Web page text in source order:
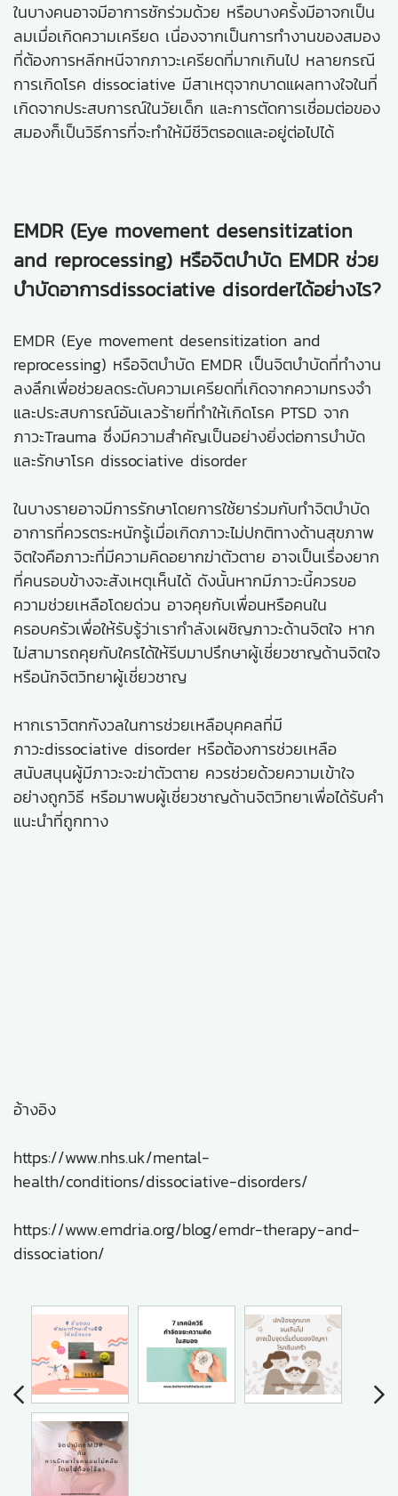
ในบางคนอาจมีอาการชักร่วมด้วย หรือบางครั้งมีอาจกเป็น
ลมเมื่อเกิดความเครียด เนื่องจากเป็นการทำงานของสมอง
ที่ต้องการหลีกหนีจากภาวะเครียดที่มากเกินไป หลายกรณี
การเกิดโรค dissociative มีสาเหตุจากบาดแผลทางใจในที่
เกิดจากประสบการณ์ในวัยเด็ก และการตัดการเชื่อมต่อของ
สมองก็เป็นวิธีการที่จะทำให้มีชีวิตรอดและอยู่ต่อไปได้
EMDR (Eye movement desensitization
and reprocessing) หรือจิตบำบัด EMDR ช่วย
บำบัดอาการdissociative disorderได้อย่างไร?
EMDR (Eye movement desensitization and
reprocessing) หรือจิตบำบัด EMDR เป็นจิตบำบัดที่ทำงาน
ลงลึกเพื่อช่วยลดระดับความเครียดที่เกิดจากความทรงจำ
และประสบการณ์อันเลวร้ายที่ทำให้เกิดโรค PTSD จาก
ภาวะTrauma ซึ่งมีความสำคัญเป็นอย่างยิ่งต่อการบำบัด
และรักษาโรค dissociative disorder
ในบางรายอาจมีการรักษาโดยการใช้ยาร่วมกับทำจิตบำบัด
อาการที่ควรตระหนักรู้เมื่อเกิดภาวะไม่ปกติทางด้านสุขภาพ
จิตใจคือภาวะที่มีความคิดอยากฆ่าตัวตาย อาจเป็นเรื่องยาก
ที่คนรอบข้างจะสังเหตุเห็นได้ ดังนั้นหากมีภาวะนี้ควรขอ
ความช่วยเหลือโดยด่วน อาจคุยกับเพื่อนหรือคนใน
ครอบครัวเพื่อให้รับรู้ว่าเรากำลังเผชิญภาวะด้านจิตใจ หาก
ไม่สามารถคุยกับใครได้ให้รีบมาปรึกษาผู้เชี่ยวชาญด้านจิตใจ
หรือนักจิตวิทยาผู้เชี่ยวชาญ
หากเราวิตกกังวลในการช่วยเหลือบุคคลที่มี
ภาวะdissociative disorder หรือต้องการช่วยเหลือ
สนับสนุนผู้มีภาวะจะฆ่าตัวตาย ควรช่วยด้วยความเข้าใจ
อย่างถูกวิธี หรือมาพบผู้เชี่ยวชาญด้านจิตวิทยาเพื่อได้รับคำ
แนะนำที่ถูกทาง
อ้างอิง
https://www.nhs.uk/mental-
health/conditions/dissociative-disorders/
https://www.emdria.org/blog/emdr-therapy-and-
dissociation/